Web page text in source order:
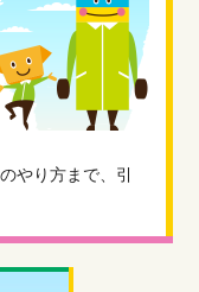
やり方まで、引